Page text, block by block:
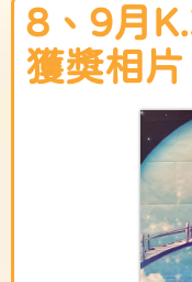
8、9月
獲獎相片